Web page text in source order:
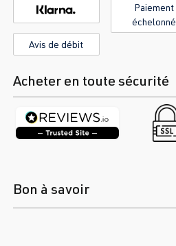
Paiement
échelonné
Avis de débit
Acheter en toute sécurité
Bon à savoir